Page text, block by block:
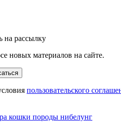
на рассылку
новых материалов на сайте.
пользовательского
кошки породы нибелунг